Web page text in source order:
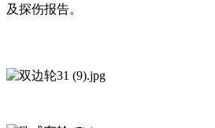
及探伤报告。